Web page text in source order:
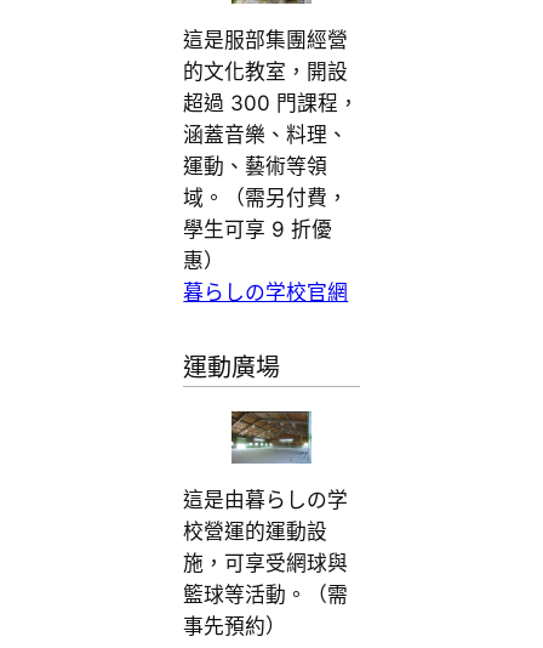
這是服部集團經營
的文化教室，開設
超過 300 門課程，
涵蓋音樂、料理、
運動、藝術等領
域。（需另付費，
學生可享 9 折優
惠）
暮らしの学校官網
運動廣場
這是由暮らしの学
校營運的運動設
施，可享受網球與
籃球等活動。（需
事先預約）